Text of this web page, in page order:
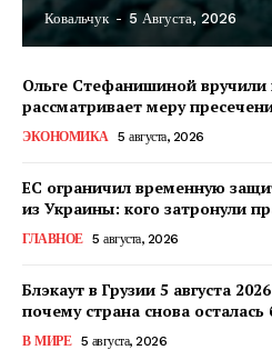
Ковальчук - 5 Августа, 2026
Ольге Стефанишиной
рассматривает меру
ЭКОНОМИКА 5 августа, 2026
ЕС ограничил временную
из Украины: кого затронули
ГЛАВНОЕ 5 августа, 2026
Блэкаут в Грузии 5 августа
почему страна снова осталась
В МИРЕ 5 августа, 2026